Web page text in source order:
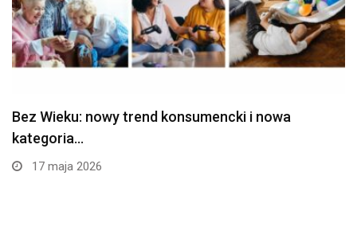
Bez Wieku: nowy trend konsumencki i nowa
kategoria…
17 maja 2026